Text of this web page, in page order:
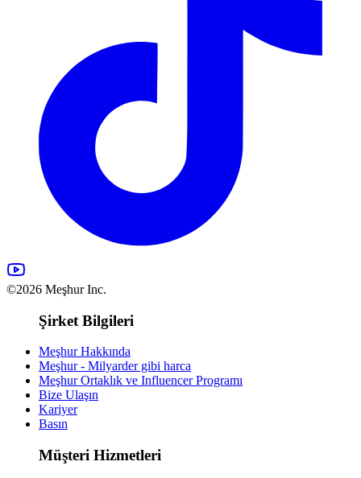
©2026 Meşhur Inc.
Şirket Bilgileri
Meşhur Hakkında
Meşhur - Milyarder gibi harca
Meşhur Ortaklık ve Influencer Programı
Bize Ulaşın
Kariyer
Basın
Müşteri Hizmetleri